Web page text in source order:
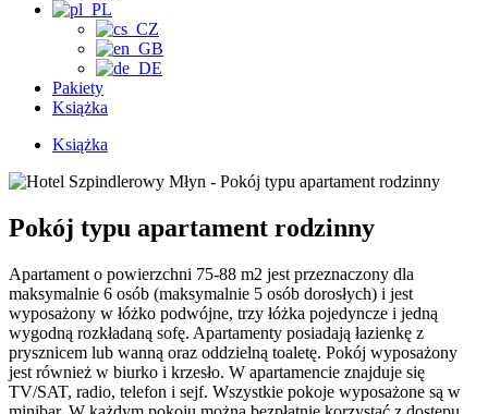
Pakiety
Książka
Książka
Pokój typu apartament rodzinny
Apartament o powierzchni 75-88 m2 jest przeznaczony dla
maksymalnie 6 osób (maksymalnie 5 osób dorosłych) i jest
wyposażony w łóżko podwójne, trzy łóżka pojedyncze i jedną
wygodną rozkładaną sofę. Apartamenty posiadają łazienkę z
prysznicem lub wanną oraz oddzielną toaletę. Pokój wyposażony
jest również w biurko i krzesło. W apartamencie znajduje się
TV/SAT, radio, telefon i sejf. Wszystkie pokoje wyposażone są w